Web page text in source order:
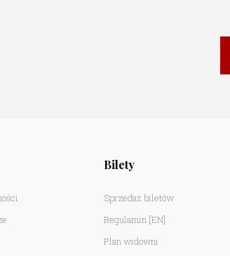
Bilety
Sprzedaż biletów
Regulamin [EN]
Plan widowni